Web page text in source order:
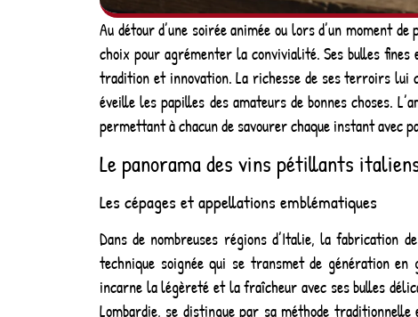
Au détour d’une soirée animée ou lors d’un moment
choix pour agrémenter la convivialité. Ses bulles
tradition et innovation. La richesse de ses terroirs lui
éveille les papilles des amateurs de bonnes choses.
permettant à chacun de savourer chaque instant avec
Le panorama des vins pétillants
Les cépages et appellations emblématiques
Dans de nombreuses régions d’Italie, la
technique soignée qui se transmet de génération
incarne la légèreté et la fraîcheur avec ses bulles
Lombardie, se distingue par sa méthode